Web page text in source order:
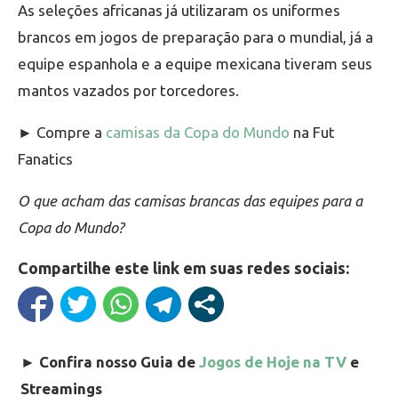
As seleções africanas já utilizaram os uniformes
brancos em jogos de preparação para o mundial, já a
equipe espanhola e a equipe mexicana tiveram seus
mantos vazados por torcedores.
► Compre a camisas da Copa do Mundo na Fut
Fanatics
O que acham das camisas brancas das equipes para a
Copa do Mundo?
Compartilhe este link em suas redes sociais:
► Confira nosso Guia de Jogos de Hoje na TV e
Streamings